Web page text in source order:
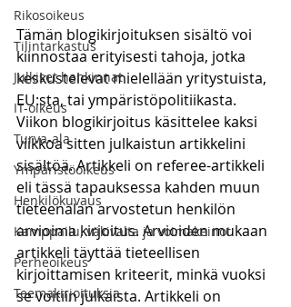
Rikosoikeus
Tilintarkastus
Julkiset hankinnat
IT-oikeus
Turva-ala
Ympäristöoikeus
Henkilökuvaus
Kamppailu, väkivalta ja voimakeinot
Perheoikeus
Teemakirjoituksia
Tämän blogikirjoituksen sisältö voi
kiinnostaa erityisesti tahoja, jotka
keskustelevat mielellään yritystuista,
EU:sta, tai ympäristöpolitiikasta.
Viikon blogikirjoitus käsittelee kaksi
viikkoa sitten julkaistun artikkelini
sisältöä. Artikkeli on referee-artikkeli
eli tässä tapauksessa kahden muun
tieteenalan arvostetun henkilön
arvioima kirjoitus. Arvioiden mukaan
artikkeli täyttää tieteellisen
kirjoittamisen kriteerit, minkä vuoksi
se voitiin julkaista. Artikkeli on